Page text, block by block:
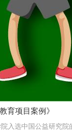
育项目案例》
入选中国公益研究院